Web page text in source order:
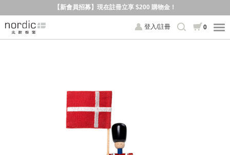
【新會員招募】現在註冊立享 $200 購物金！
登入/註冊 0